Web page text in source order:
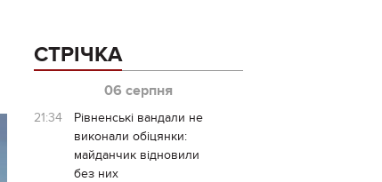
СТРІЧКА
06 серпня
21:34
Рівненські вандали не
виконали обіцянки:
майданчик відновили
без них